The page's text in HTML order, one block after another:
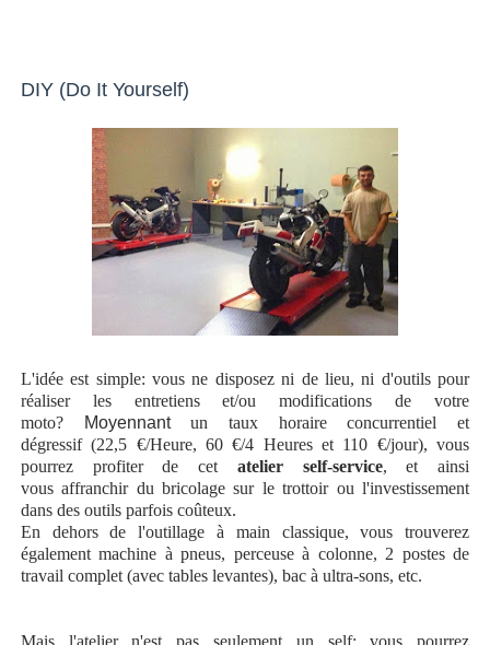
DIY (Do It Yourself)
L'idée est simple: vous ne disposez ni de lieu, ni d'outils pour
réaliser les entretiens et/ou modifications de votre
moto?
Moyennantun taux horaire concurrentiel et
dégressif (22,5 €/Heure, 60 €/4 Heures et 110 €/jour), vous
pourrez profiter de cet atelier self-service, et ainsi
vous affranchir du bricolage sur le trottoir ou l'investissement
dans des outils parfois coûteux.
En dehors de l'outillage à main classique, vous trouverez
également machine à pneus, perceuse à colonne, 2 postes de
travail complet (avec tables levantes), bac à ultra-sons, etc.